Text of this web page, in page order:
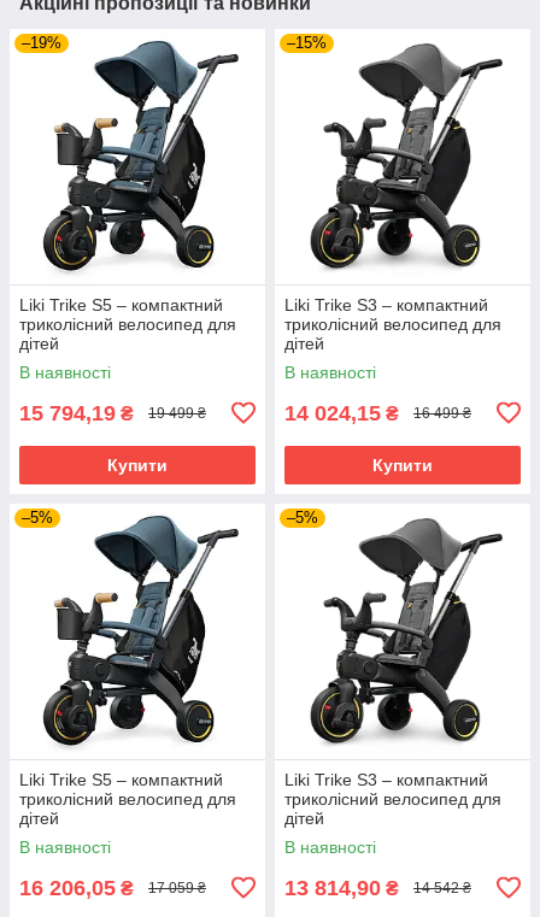
–19%
Liki Trike S5 – компактний
триколісний велосипед для
дітей
В наявності
15 794,19 ₴ 19 499 ₴
Купити
–15%
Liki Trike S3 – компактний
триколісний велосипед для
дітей
В наявності
14 024,15 ₴ 16 499 ₴
Купити
–5%
Liki Trike S5 – компактний
триколісний велосипед для
дітей
В наявності
16 206,05 ₴ 17 059 ₴
–5%
Liki Trike S3 – компактний
триколісний велосипед для
дітей
В наявності
13 814,90 ₴ 14 542 ₴